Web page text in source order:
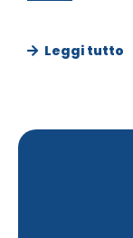
Leggi tutto